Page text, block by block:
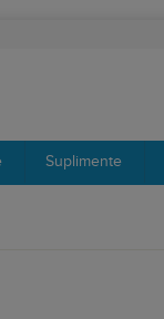
Suplimente